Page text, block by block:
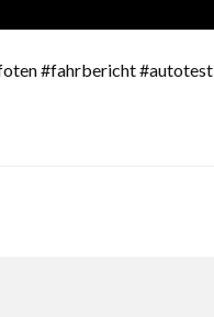
#fahrbericht #autotest